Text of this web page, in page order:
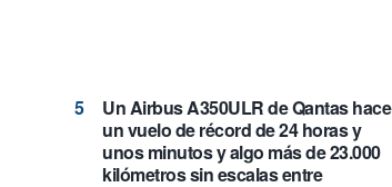
Un Airbus A350ULR de Qantas hace
un vuelo de récord de 24 horas y
unos minutos y algo más de 23.000
kilómetros sin escalas entre